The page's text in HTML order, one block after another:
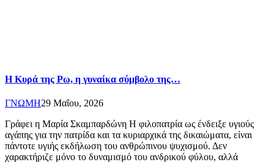
Η Κυρά της Ρω, η γυναίκα σύμβολο της…
ΓΝΩΜΗ29 Μαΐου, 2026
Γράφει η Μαρία Σκαμπαρδώνη Η φιλοπατρία ως ένδειξε υγιούς
αγάπης για την πατρίδα και τα κυριαρχικά της δικαιώματα, είναι
πάντοτε υγιής εκδήλωση του ανθρώπινου ψυχισμού. Δεν
χαρακτήριζε μόνο το δυναμισμό του ανδρικού φύλου, αλλά